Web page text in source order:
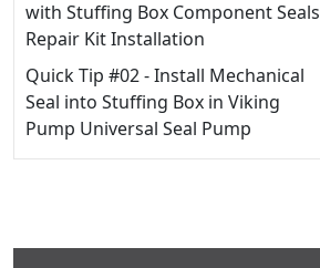
with Stuffing Box Component Seals
Repair Kit Installation
Quick Tip #02 - Install Mechanical
Seal into Stuffing Box in Viking
Pump Universal Seal Pump